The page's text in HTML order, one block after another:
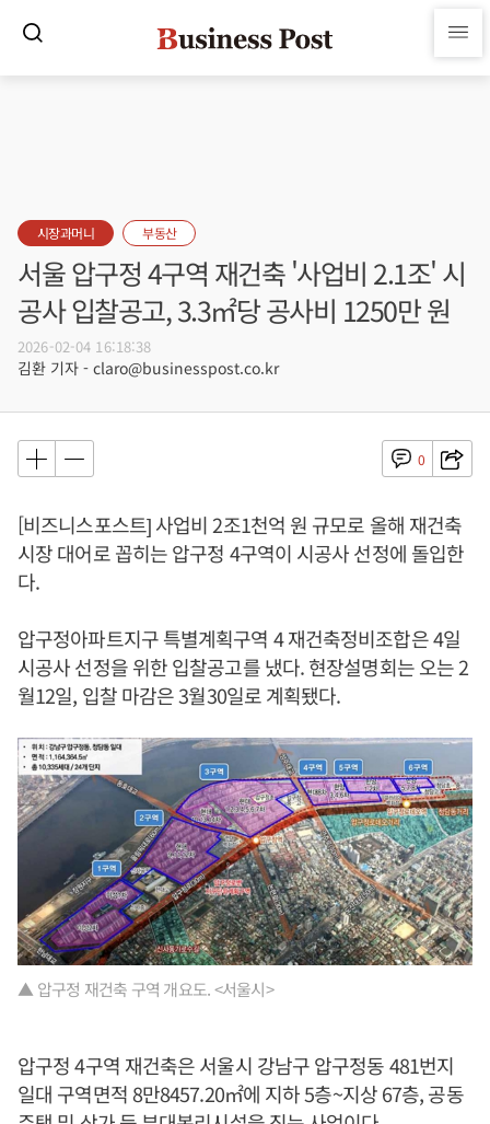
시장과머니 부동산
서울 압구정 4구역 재건축 '사업비 2.1조' 시
공사 입찰공고, 3.3㎡당 공사비 1250만 원
2026-02-04 16:18:38
김환 기자 - claro@businesspost.co.kr
0
[비즈니스포스트] 사업비 2조1천억 원 규모로 올해 재건축
시장 대어로 꼽히는 압구정 4구역이 시공사 선정에 돌입한
다.
압구정아파트지구 특별계획구역 4 재건축정비조합은 4일
시공사 선정을 위한 입찰공고를 냈다. 현장설명회는 오는 2
월12일, 입찰 마감은 3월30일로 계획됐다.
▲ 압구정 재건축 구역 개요도. <서울시>
압구정 4구역 재건축은 서울시 강남구 압구정동 481번지
일대 구역면적 8만8457.20㎡에 지하 5층~지상 67층, 공동